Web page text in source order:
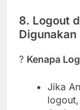
8. Logout
Digunakan
? Kenapa
Jika
logout,